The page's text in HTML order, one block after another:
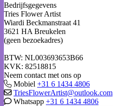
Bedrijfsgegevens
Tries Flower Artist
Wiardi Beckmanstraat 41
3621 HA Breukelen
(geen bezoekadres)
BTW: NL003693653B66
KVK: 82518815
Neem contact met ons op
Mobiel +31 6 1434 4806
TriesFlowerArtist@outlook.com
Whatsapp +31 6 1434 4806